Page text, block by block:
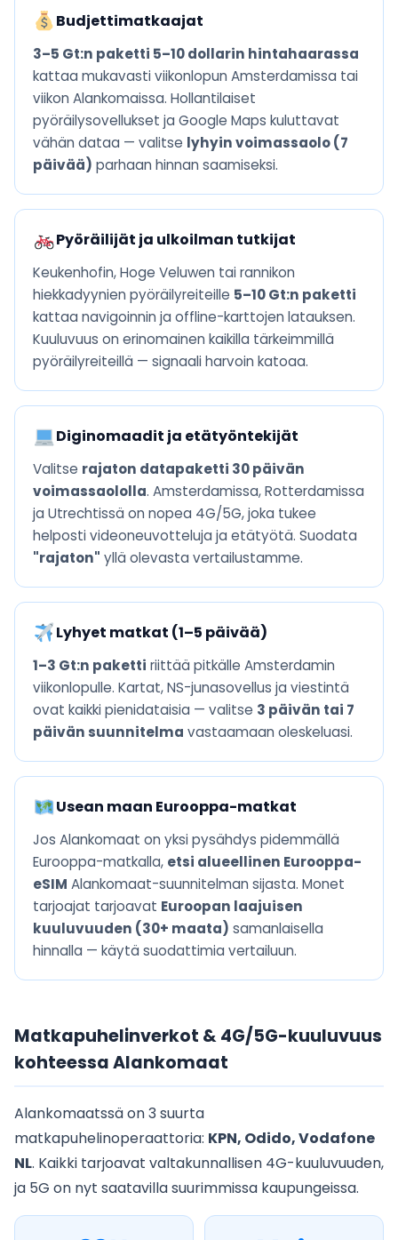
Budjettimatkaajat
3–5 Gt:n paketti 5–10 dollarin hintahaarassa
kattaa mukavasti viikonlopun Amsterdamissa tai
viikon Alankomaissa. Hollantilaiset
pyöräilysovellukset ja Google Maps kuluttavat
vähän dataa — valitse lyhyin voimassaolo (7
päivää) parhaan hinnan saamiseksi.
Pyöräilijät ja ulkoilman tutkijat
Keukenhofin, Hoge Veluwen tai rannikon
hiekkadyynien pyöräilyreiteille 5–10 Gt:n paketti
kattaa navigoinnin ja offline-karttojen latauksen.
Kuuluvuus on erinomainen kaikilla tärkeimmillä
pyöräilyreiteillä — signaali harvoin katoaa.
Diginomaadit ja etätyöntekijät
Valitse rajaton datapaketti 30 päivän
voimassaololla. Amsterdamissa, Rotterdamissa
ja Utrechtissä on nopea 4G/5G, joka tukee
helposti videoneuvotteluja ja etätyötä. Suodata
"rajaton" yllä olevasta vertailustamme.
Lyhyet matkat (1–5 päivää)
1–3 Gt:n paketti riittää pitkälle Amsterdamin
viikonlopulle. Kartat, NS-junasovellus ja viestintä
ovat kaikki pienidataisia — valitse 3 päivän tai 7
päivän suunnitelma vastaamaan oleskeluasi.
Usean maan Eurooppa-matkat
Jos Alankomaat on yksi pysähdys pidemmällä
Eurooppa-matkalla, etsi alueellinen Eurooppa-
eSIM Alankomaat-suunnitelman sijasta. Monet
tarjoajat tarjoavat Euroopan laajuisen
kuuluvuuden (30+ maata) samanlaisella
hinnalla — käytä suodattimia vertailuun.
Matkapuhelinverkot & 4G/5G-kuuluvuus
kohteessa Alankomaat
Alankomaatssä on 3 suurta
matkapuhelinoperaattoria: KPN, Odido, Vodafone
NL. Kaikki tarjoavat valtakunnallisen 4G-kuuluvuuden,
ja 5G on nyt saatavilla suurimmissa kaupungeissa.